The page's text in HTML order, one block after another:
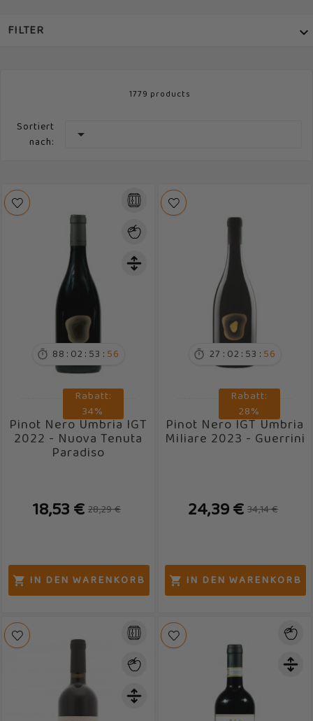
FILTER 
MARKE
WEINKLASSIKER
ALKOHOLGEHALT
FLASCHENGRÖSSE 
1779 products
Sortiert
nach:

 88 : 02 : 53 : 55
Pinot Nero Umbria IGT
2022 - Nuova Tenuta
Paradiso
18,53 € 28,29 €
Rabatt:
34%
 IN DEN WARENKORB
 27 : 02 : 53 : 55
Pinot Nero IGT Umbria
Miliare 2023 - Guerrini
24,39 € 34,14 €
Rabatt:
28%
 IN DEN WARENKORB